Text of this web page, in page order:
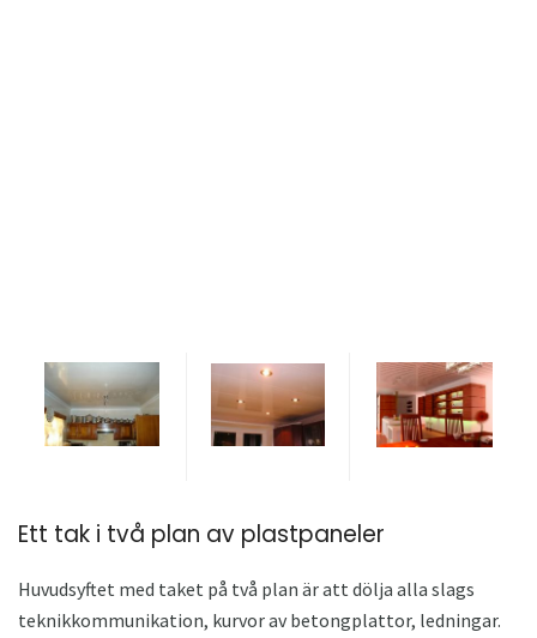
Ett tak i två plan av plastpaneler
Huvudsyftet med taket på två plan är att dölja alla slags
teknikkommunikation, kurvor av betongplattor, ledningar.